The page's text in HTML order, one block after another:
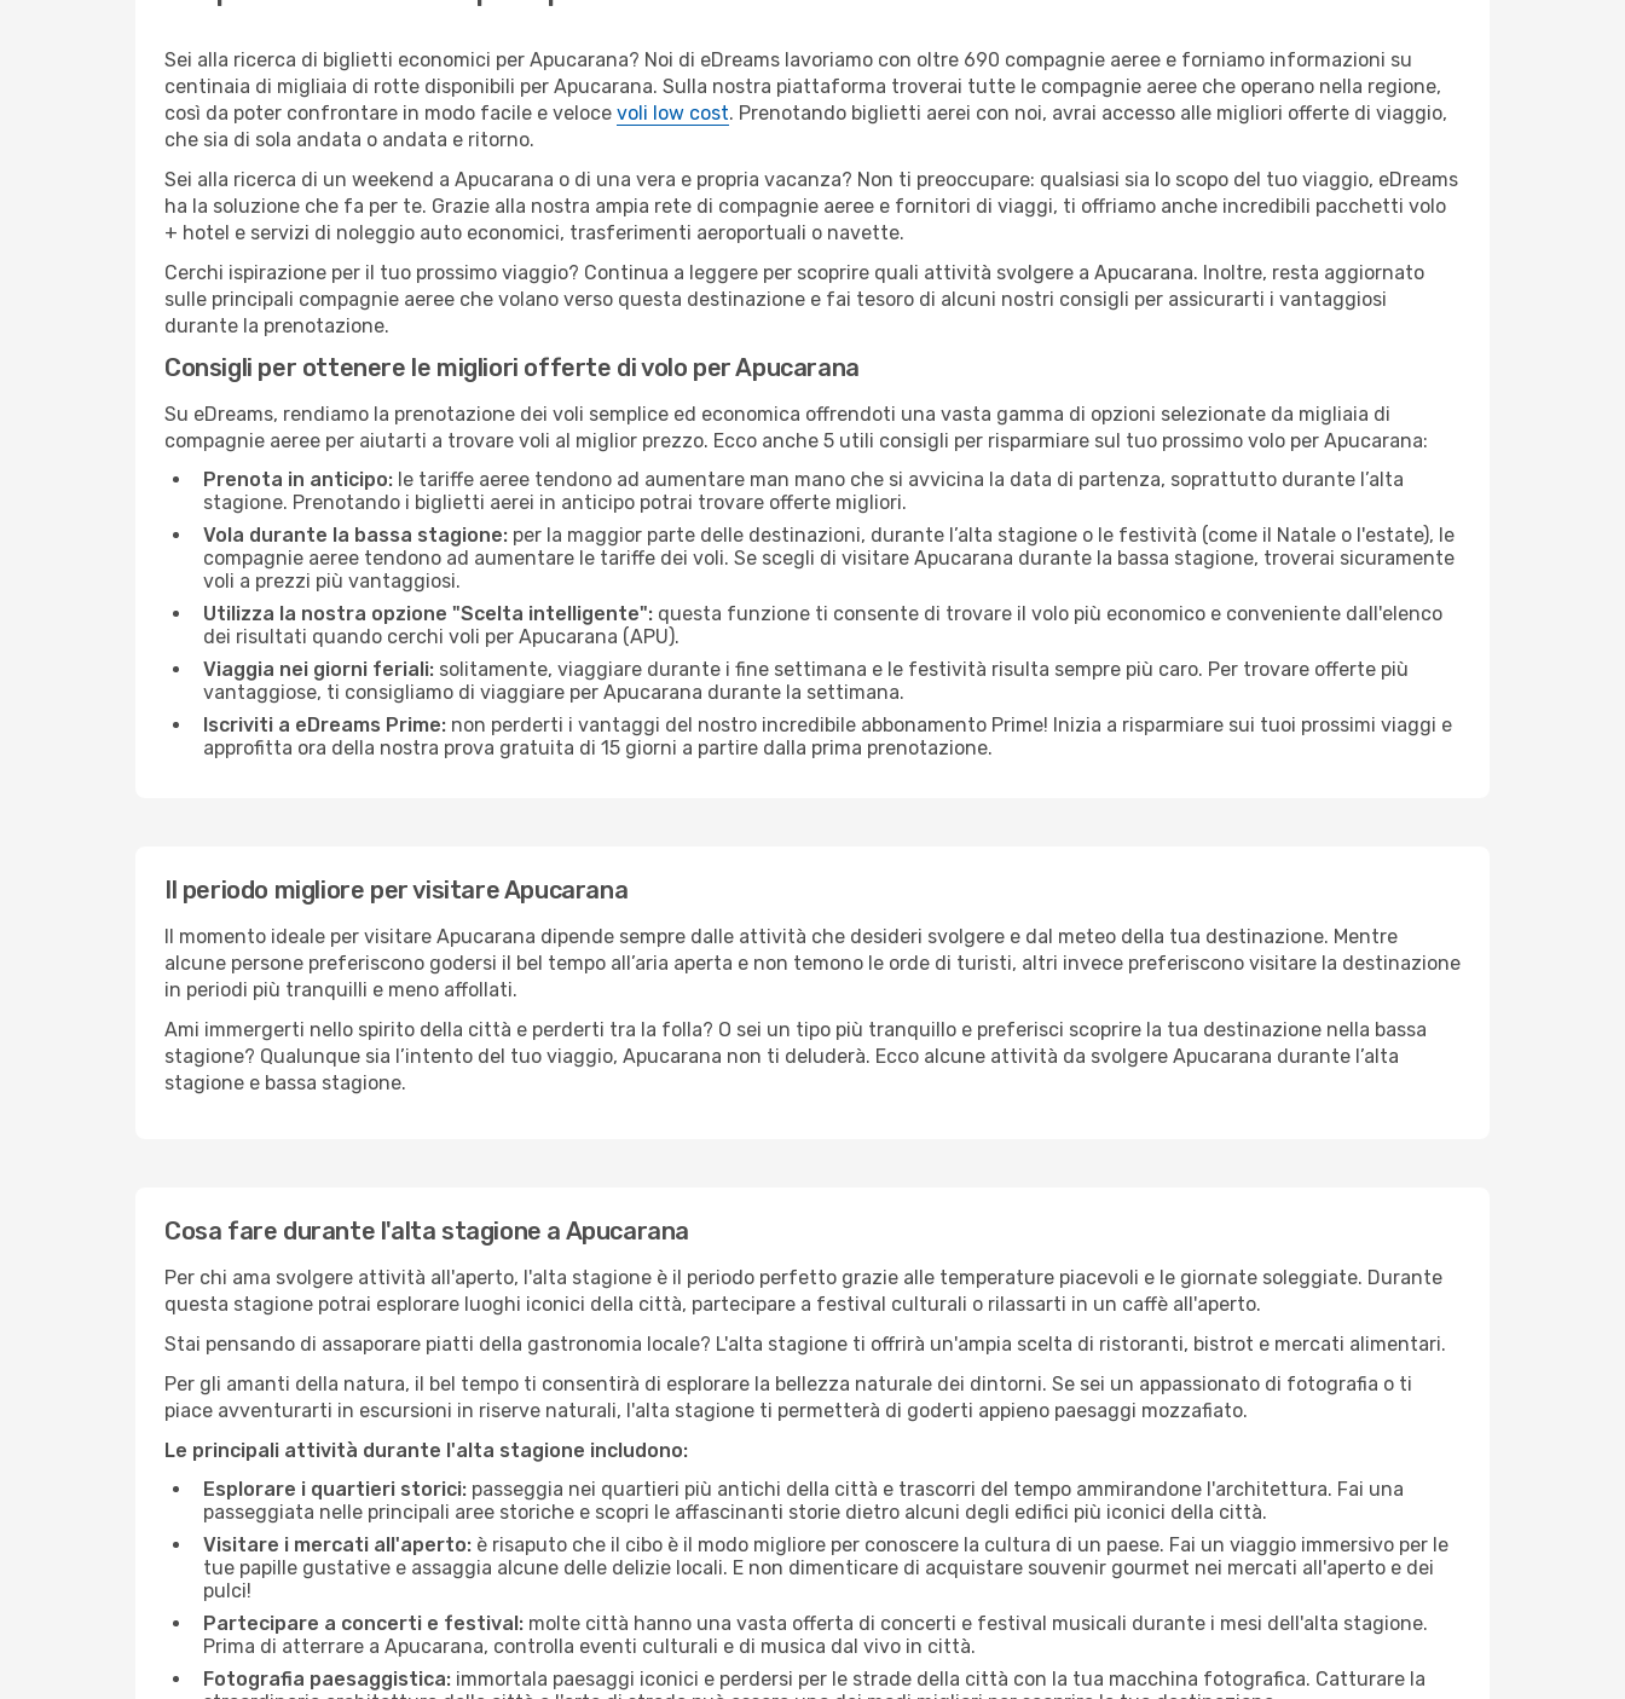
Sei alla ricerca di biglietti economici per Apucarana? Noi di eDreams lavoriamo con oltre 690 compagnie aeree e forniamo informazioni su
centinaia di migliaia di rotte disponibili per Apucarana. Sulla nostra piattaforma troverai tutte le compagnie aeree che operano nella regione,
così da poter confrontare in modo facile e veloce voli low cost. Prenotando biglietti aerei con noi, avrai accesso alle migliori offerte di viaggio,
che sia di sola andata o andata e ritorno.
Sei alla ricerca di un weekend a Apucarana o di una vera e propria vacanza? Non ti preoccupare: qualsiasi sia lo scopo del tuo viaggio, eDreams
ha la soluzione che fa per te. Grazie alla nostra ampia rete di compagnie aeree e fornitori di viaggi, ti offriamo anche incredibili pacchetti volo
+ hotel e servizi di noleggio auto economici, trasferimenti aeroportuali o navette.
Cerchi ispirazione per il tuo prossimo viaggio? Continua a leggere per scoprire quali attività svolgere a Apucarana. Inoltre, resta aggiornato
sulle principali compagnie aeree che volano verso questa destinazione e fai tesoro di alcuni nostri consigli per assicurarti i vantaggiosi
durante la prenotazione.
Consigli per ottenere le migliori offerte di volo per Apucarana
Su eDreams, rendiamo la prenotazione dei voli semplice ed economica offrendoti una vasta gamma di opzioni selezionate da migliaia di
compagnie aeree per aiutarti a trovare voli al miglior prezzo. Ecco anche 5 utili consigli per risparmiare sul tuo prossimo volo per Apucarana:
Prenota in anticipo: le tariffe aeree tendono ad aumentare man mano che si avvicina la data di partenza, soprattutto durante l’alta
stagione. Prenotando i biglietti aerei in anticipo potrai trovare offerte migliori.
Vola durante la bassa stagione: per la maggior parte delle destinazioni, durante l’alta stagione o le festività (come il Natale o l'estate), le
compagnie aeree tendono ad aumentare le tariffe dei voli. Se scegli di visitare Apucarana durante la bassa stagione, troverai sicuramente
voli a prezzi più vantaggiosi.
Utilizza la nostra opzione "Scelta intelligente": questa funzione ti consente di trovare il volo più economico e conveniente dall'elenco
dei risultati quando cerchi voli per Apucarana (APU).
Viaggia nei giorni feriali: solitamente, viaggiare durante i fine settimana e le festività risulta sempre più caro. Per trovare offerte più
vantaggiose, ti consigliamo di viaggiare per Apucarana durante la settimana.
Iscriviti a eDreams Prime: non perderti i vantaggi del nostro incredibile abbonamento Prime! Inizia a risparmiare sui tuoi prossimi viaggi e
approfitta ora della nostra prova gratuita di 15 giorni a partire dalla prima prenotazione.
Il periodo migliore per visitare Apucarana
Il momento ideale per visitare Apucarana dipende sempre dalle attività che desideri svolgere e dal meteo della tua destinazione. Mentre
alcune persone preferiscono godersi il bel tempo all’aria aperta e non temono le orde di turisti, altri invece preferiscono visitare la destinazione
in periodi più tranquilli e meno affollati.
Ami immergerti nello spirito della città e perderti tra la folla? O sei un tipo più tranquillo e preferisci scoprire la tua destinazione nella bassa
stagione? Qualunque sia l’intento del tuo viaggio, Apucarana non ti deluderà. Ecco alcune attività da svolgere Apucarana durante l’alta
stagione e bassa stagione.
Cosa fare durante l'alta stagione a Apucarana
Per chi ama svolgere attività all'aperto, l'alta stagione è il periodo perfetto grazie alle temperature piacevoli e le giornate soleggiate. Durante
questa stagione potrai esplorare luoghi iconici della città, partecipare a festival culturali o rilassarti in un caffè all'aperto.
Stai pensando di assaporare piatti della gastronomia locale? L'alta stagione ti offrirà un'ampia scelta di ristoranti, bistrot e mercati alimentari.
Per gli amanti della natura, il bel tempo ti consentirà di esplorare la bellezza naturale dei dintorni. Se sei un appassionato di fotografia o ti
piace avventurarti in escursioni in riserve naturali, l'alta stagione ti permetterà di goderti appieno paesaggi mozzafiato.
Le principali attività durante l'alta stagione includono:
Esplorare i quartieri storici: passeggia nei quartieri più antichi della città e trascorri del tempo ammirandone l'architettura. Fai una
passeggiata nelle principali aree storiche e scopri le affascinanti storie dietro alcuni degli edifici più iconici della città.
Visitare i mercati all'aperto: è risaputo che il cibo è il modo migliore per conoscere la cultura di un paese. Fai un viaggio immersivo per le
tue papille gustative e assaggia alcune delle delizie locali. E non dimenticare di acquistare souvenir gourmet nei mercati all'aperto e dei
pulci!
Partecipare a concerti e festival: molte città hanno una vasta offerta di concerti e festival musicali durante i mesi dell'alta stagione.
Prima di atterrare a Apucarana, controlla eventi culturali e di musica dal vivo in città.
Fotografia paesaggistica: immortala paesaggi iconici e perdersi per le strade della città con la tua macchina fotografica. Catturare la